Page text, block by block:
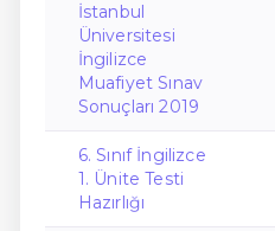
İstanbul
Üniversitesi
İngilizce
Muafiyet Sınav
Sonuçları 2019
6. Sınıf İngilizce
1. Ünite Testi
Hazırlığı